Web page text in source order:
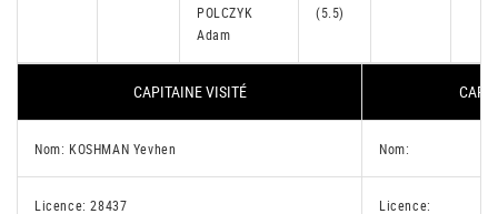
POLCZYK
Adam
(5.5)
CAPITAINE VISITÉ
Nom: KOSHMAN Yevhen Nom:
Licence: 28437 Licence: